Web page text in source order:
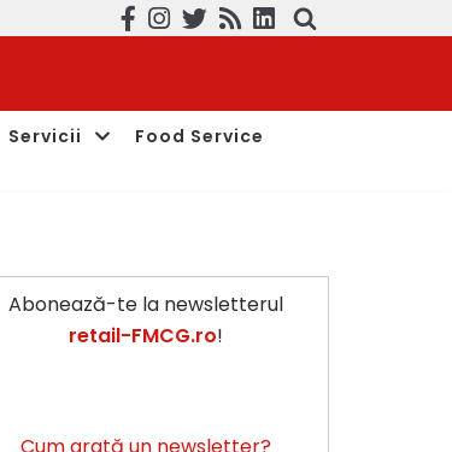
Servicii
Food Service
Abonează-te la newsletterul
retail-FMCG.ro!